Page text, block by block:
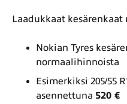
Laadukkaat
Nokian Tyres
normaalihinnoista
Esimerkiksi 205/55
asennettuna 520 €